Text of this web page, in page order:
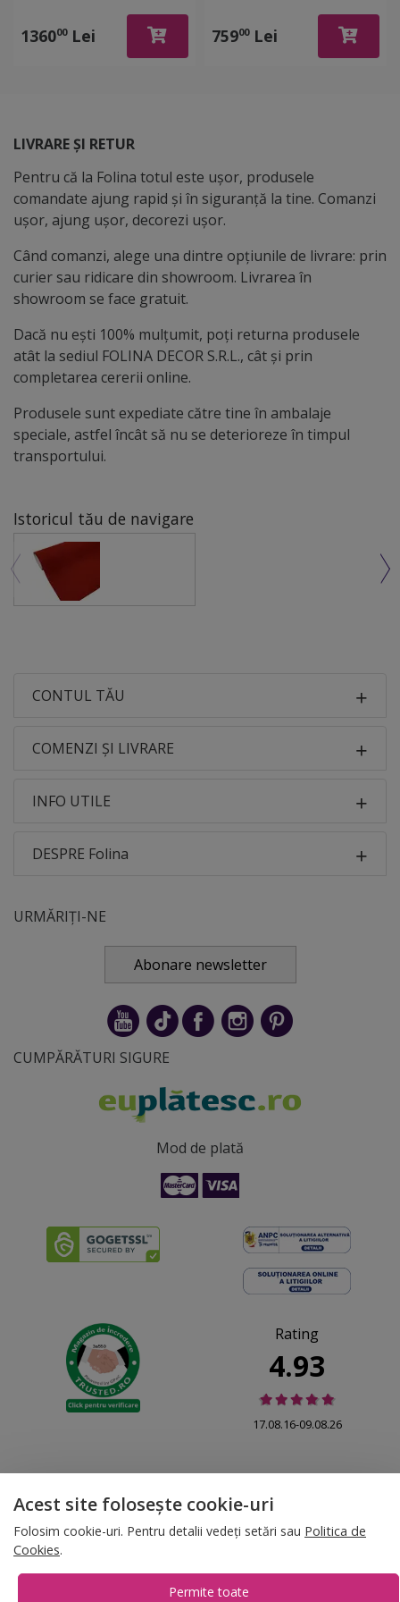
bubblefree, rolă de 152
cm x 18 metri
136000Lei
bubblefree, rolă de 152
cm x 10 metri
75900Lei
LIVRARE ȘI RETUR
Pentru că la Folina totul este ușor, produsele
comandate ajung rapid și în siguranță la tine. Comanzi
ușor, ajung ușor, decorezi ușor.
Când comanzi, alege una dintre opțiunile de livrare: prin
curier sau ridicare din showroom. Livrarea în
showroom se face gratuit.
Dacă nu ești 100% mulțumit, poți returna produsele
atât la sediul FOLINA DECOR S.R.L., cât și prin
completarea cererii online.
Produsele sunt expediate către tine în ambalaje
speciale, astfel încât să nu se deterioreze în timpul
transportului.
Istoricul tău de navigare
CONTUL TĂU
COMENZI ȘI LIVRARE
INFO UTILE
DESPRE Folina
URMĂRIȚI-NE
Abonare newsletter
CUMPĂRĂTURI SIGURE
Mod de plată
Rating
4.93
17.08.16-09.08.26
© 2026 Folina.ro | All Rights Reserved. Folina.ro |Designed by Artvertising
•
Gestionează preferințe cookies
T:+4 0754.069.667
Acest site folosește cookie-uri
Folosim cookie-uri. Pentru detalii vedeți setări sau Politica de
Cookies.
Permite toate